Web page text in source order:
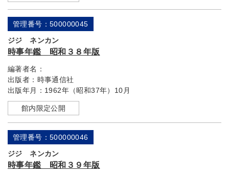
管理番号：500000045
ジジ ネンカン
時事年鑑 昭和３８年版
編著者名：
出版者： 時事通信社
出版年月： 1962年（昭和37年）10月
館内限定公開
管理番号：500000046
ジジ ネンカン
時事年鑑 昭和３９年版